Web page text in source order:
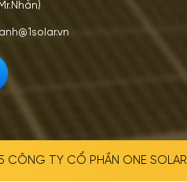
CÔNG TY CỔ PHẦN ONE SOLAR